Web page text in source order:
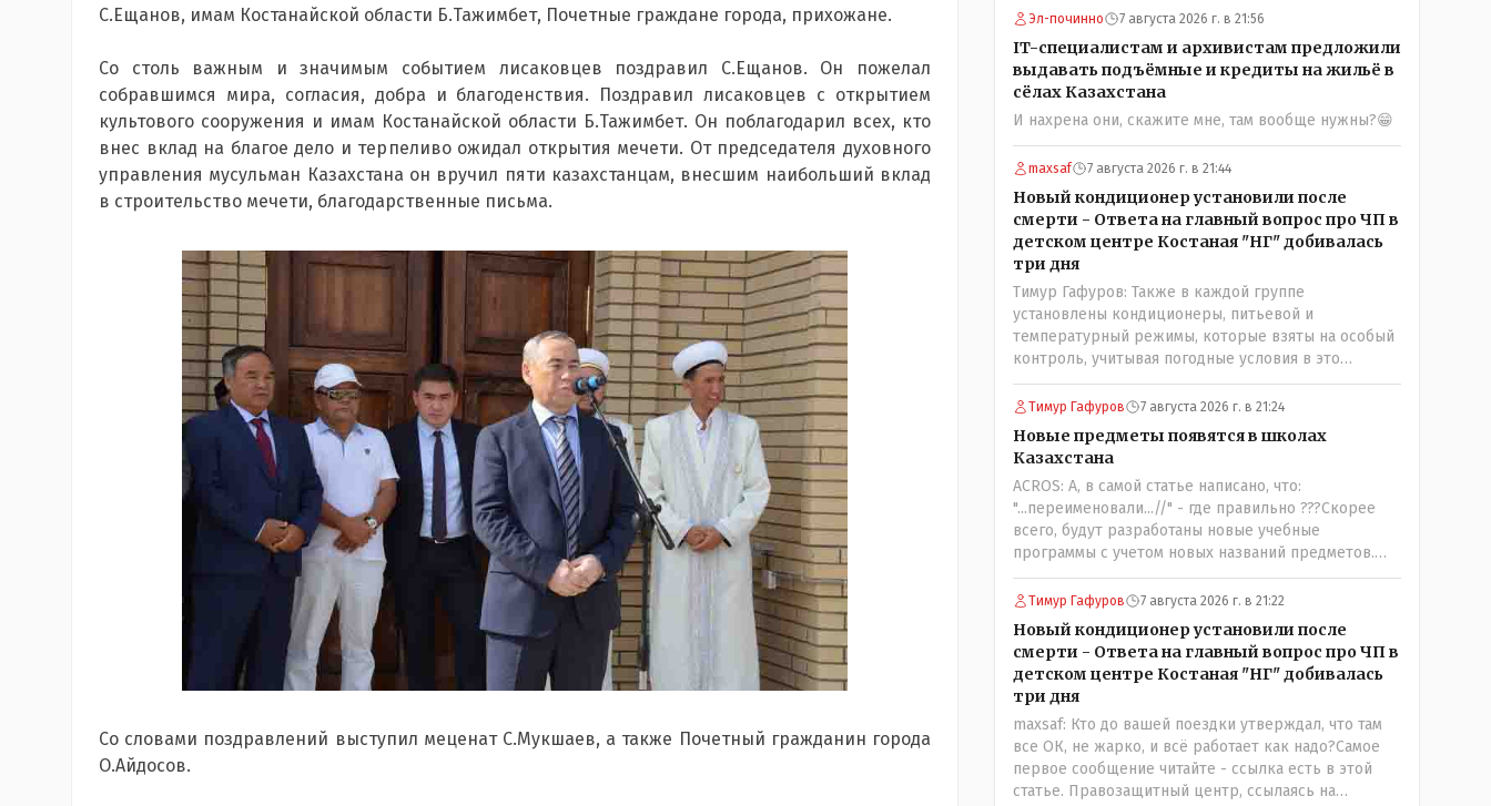
С.Ещанов, имам Костанайской области Б.Тажимбет, Почетные граждане города, прихожане.
Со столь важным и значимым событием лисаковцев поздравил С.Ещанов. Он пожелал
собравшимся мира, согласия, добра и благоденствия. Поздравил лисаковцев с открытием
культового сооружения и имам Костанайской области Б.Тажимбет. Он поблагодарил всех, кто
внес вклад на благое дело и терпеливо ожидал открытия мечети. От председателя духовного
управления мусульман Казахстана он вручил пяти казахстанцам, внесшим наибольший вклад
в строительство мечети, благодарственные письма.
Со словами поздравлений выступил меценат С.Мукшаев, а также Почетный гражданин города
О.Айдосов.
Эл-починно 7 августа 2026 г. в 21:56
IT-специалистам и архивистам предложили
выдавать подъёмные и кредиты на жильё в
сёлах Казахстана
И нахрена они, скажите мне, там вообще нужны?😁
maxsaf 7 августа 2026 г. в 21:44
Новый кондиционер установили после
смерти - Ответа на главный вопрос про ЧП в
детском центре Костаная "НГ" добивалась
три дня
Тимур Гафуров: Также в каждой группе
установлены кондиционеры, питьевой и
температурный режимы, которые взяты на особый
контроль, учитывая погодные условия в это
лето.Мы решили. что это - противоречие. Вы
считаете иначе?Ну тут противоречия нет. Этот
трагедии, то есть 29 июля, когда спешно
установили и воду, и новые кондиционеры, и
впервые поставили температурный режим на
контроль. То есть первая часть - информация до
трагедии, вторая часть - информация после
трагедии, когда все уже было исправлено.
Тимур Гафуров 7 августа 2026 г. в 21:24
Новые предметы появятся в школах
Казахстана
ACROS: А, в самой статье написано, что:
"...переименовали...//" - где правильно ???Скорее
всего, будут разработаны новые учебные
программы с учетом новых названий предметов.
Так что предметы - новые. Хоть и
переименованные)
Тимур Гафуров 7 августа 2026 г. в 21:22
Новый кондиционер установили после
смерти - Ответа на главный вопрос про ЧП в
детском центре Костаная "НГ" добивалась
три дня
maxsaf: Кто до вашей поездки утверждал, что там
все ОК, не жарко, и всё работает как надо?Самое
первое сообщение читайте - ссылка есть в этой
статье. Правозащитный центр, ссылаясь на